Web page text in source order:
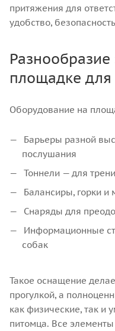
притяжения для
удобство,
площадке для
Оборудование на
Барьеры разной
послушания
Тоннели — для
Балансиры, горки и
Снаряды для
Информационные
собак
Такое оснащение
прогулкой, а
как физические, так и
питомца. Все